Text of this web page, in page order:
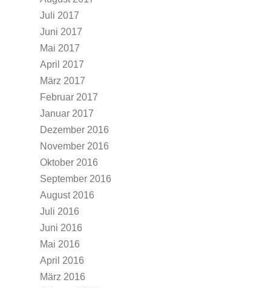
Juli 2017
Juni 2017
Mai 2017
April 2017
März 2017
Februar 2017
Januar 2017
Dezember 2016
November 2016
Oktober 2016
September 2016
August 2016
Juli 2016
Juni 2016
Mai 2016
April 2016
März 2016